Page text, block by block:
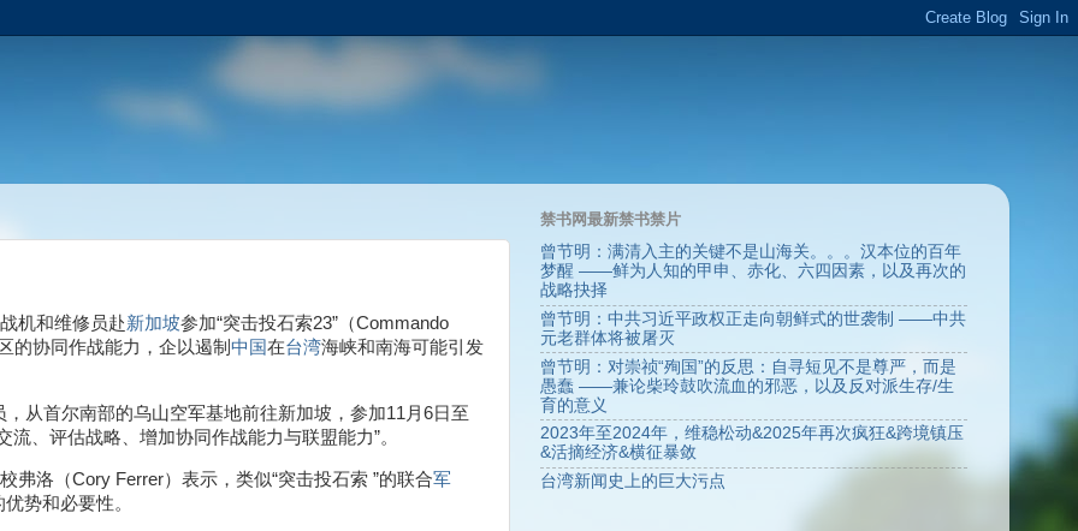
机和维修员赴新加坡参加“突击投石索23”（Commando
的协同作战能力，企以遏制 中国在台湾海峡和南海可能引发
从首尔南部的乌山空军基地前往新加坡，参加11月6日至
、评估战略、增加协同作战能力与联盟能力”。
弗洛（Cory Ferrer）表示，类似“突击投石索 ”的联合军
势和必要性。
禁书网最新禁书禁片
曾节明：满清入主的关键不是山海关。。。汉本位的百年
梦醒 ——鲜为人知的甲申、赤化、六四因素，以及再次的
战略抉择
曾节明：中共习近平政权正走向朝鲜式的世袭制 ——中共
元老群体将被屠灭
曾节明：对崇祯“殉国”的反思：自寻短见不是尊严，而是
愚蠢 ——兼论柴玲鼓吹流血的邪恶，以及反对派生存/生
育的意义
2023年至2024年，维稳松动&2025年再次疯狂&跨境镇压
&活摘经济&横征暴敛
台湾新闻史上的巨大污点